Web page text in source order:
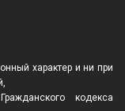
характер и ни при
кодекса